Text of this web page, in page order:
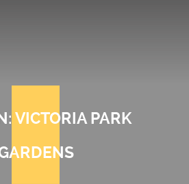
VICTORIA PARK